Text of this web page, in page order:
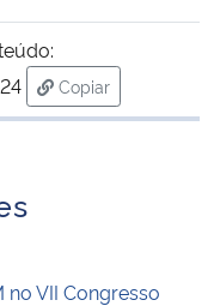
Copiar
para área de
no VII Congresso